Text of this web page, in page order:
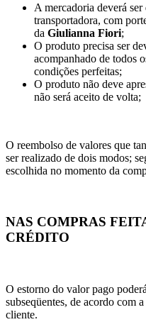
A mercadoria deverá
transportadora, com
da Giulianna Fiori;
O produto precisa ser
acompanhado de todos
condições perfeitas;
O produto não deve
não será aceito de volta;
O reembolso de valores que
ser realizado de dois modos;
escolhida no momento da
NAS COMPRAS
CRÉDITO
O estorno do valor pago
subseqüentes, de acordo com
cliente.